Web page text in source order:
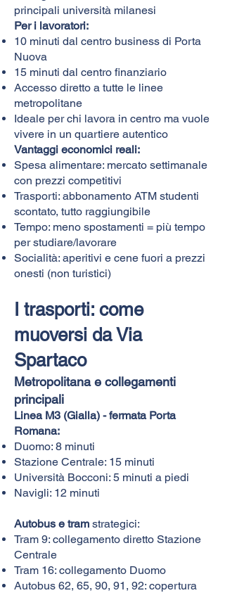
principali università milanesi
Per i lavoratori:
10 minuti dal centro business di Porta
Nuova
15 minuti dal centro finanziario
Accesso diretto a tutte le linee
metropolitane
Ideale per chi lavora in centro ma vuole
vivere in un quartiere autentico
Vantaggi economici reali:
Spesa alimentare: mercato settimanale
con prezzi competitivi
Trasporti: abbonamento ATM studenti
scontato, tutto raggiungibile
Tempo: meno spostamenti = più tempo
per studiare/lavorare
Socialità: aperitivi e cene fuori a prezzi
onesti (non turistici)
I trasporti: come
muoversi da Via
Spartaco
Metropolitana e collegamenti
principali
Linea M3 (Gialla) - fermata Porta
Romana:
Duomo: 8 minuti
Stazione Centrale: 15 minuti
Università Bocconi: 5 minuti a piedi
Navigli: 12 minuti
Autobus e tram strategici:
Tram 9: collegamento diretto Stazione
Centrale
Tram 16: collegamento Duomo
Autobus 62, 65, 90, 91, 92: copertura